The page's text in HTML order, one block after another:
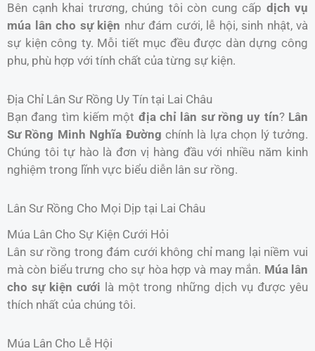
Bên cạnh khai trương, chúng tôi còn cung cấp dịch vụ
múa lân cho sự kiện như đám cưới, lễ hội, sinh nhật, và
sự kiện công ty. Mỗi tiết mục đều được dàn dựng công
phu, phù hợp với tính chất của từng sự kiện.
Địa Chỉ Lân Sư Rồng Uy Tín tại Lai Châu
Bạn đang tìm kiếm một địa chỉ lân sư rồng uy tín? Lân
Sư Rồng Minh Nghĩa Đường chính là lựa chọn lý tưởng.
Chúng tôi tự hào là đơn vị hàng đầu với nhiều năm kinh
nghiệm trong lĩnh vực biểu diễn lân sư rồng.
Lân Sư Rồng Cho Mọi Dịp tại Lai Châu
Múa Lân Cho Sự Kiện Cưới Hỏi
Lân sư rồng trong đám cưới không chỉ mang lại niềm vui
mà còn biểu trưng cho sự hòa hợp và may mắn. Múa lân
cho sự kiện cưới là một trong những dịch vụ được yêu
thích nhất của chúng tôi.
Múa Lân Cho Lễ Hội